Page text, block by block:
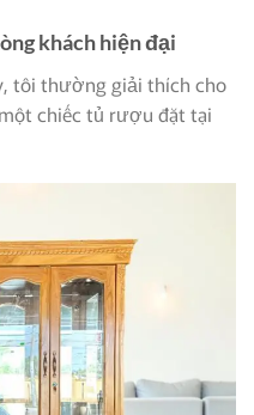
khách hiện đại
tôi thường giải thích cho
chiếc tủ rượu đặt tại